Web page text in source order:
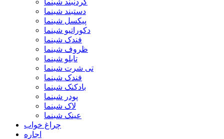
دستبند شبنما
پیکسل شبنما
دکوراتیو شبنما
فندک شبنما
ظروف شبنما
تابلو شبنما
تی شرت شبنما
فندک شبنما
بادکنک شبنما
پودر شبنما
لاک شبنما
عینک شبنما
چراغ خواب
اجاره